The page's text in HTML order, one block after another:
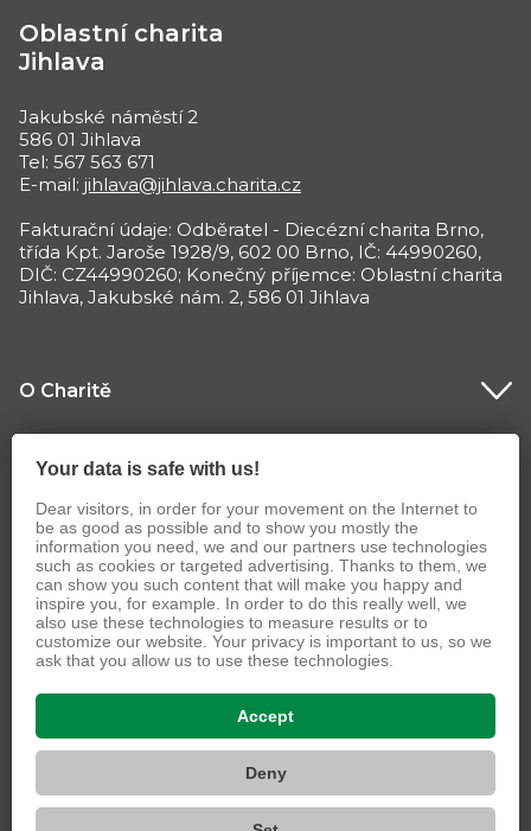
Oblastní charita
Jihlava
Jakubské náměstí 2
586 01 Jihlava
Tel: 567 563 671
E-mail: jihlava@jihlava.charita.cz
Fakturační údaje: Odběratel - Diecézní charita Brno,
třída Kpt. Jaroše 1928/9, 602 00 Brno, IČ: 44990260,
DIČ: CZ44990260; Konečný příjemce: Oblastní charita
Jihlava, Jakubské nám. 2, 586 01 Jihlava
O Charitě
Co děláme
© 2026 Charita Česká republika
VIZUS.CZ s.r.o.
Your data is safe with us!
Dear visitors, in order for your movement on the Internet to
be as good as possible and to show you mostly the
information you need, we and our partners use technologies
such as cookies or targeted advertising. Thanks to them, we
can show you such content that will make you happy and
inspire you, for example. In order to do this really well, we
also use these technologies to measure results or to
customize our website. Your privacy is important to us, so we
ask that you allow us to use these technologies.
Accept
Deny